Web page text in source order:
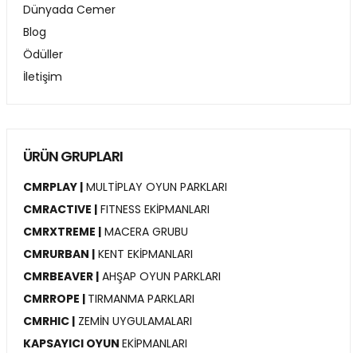
Dünyada Cemer
Blog
Ödüller
İletişim
ÜRÜN GRUPLARI
CMRPLAY | MULTİPLAY OYUN PARKLARI
CMRACTIVE | FITNESS EKİPMANLARI
CMRXTREME | MACERA GRUBU
CMRURBAN | KENT EKİPMANLARI
CMRBEAVER | AHŞAP OYUN PARKLARI
CMRROPE | TIRMANMA PARKLARI
CMRHIC | ZEMİN UYGULAMALARI
KAPSAYICI OYUN EKİPMANLARI